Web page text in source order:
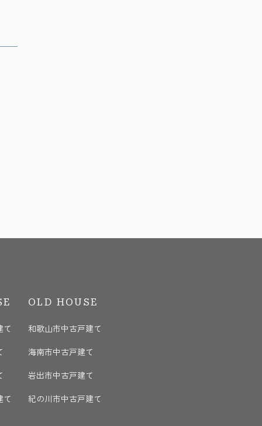
て
て
OLD HOUSE
和歌山市中古戸建て
海南市中古戸建て
岩出市中古戸建て
紀の川市中古戸建て